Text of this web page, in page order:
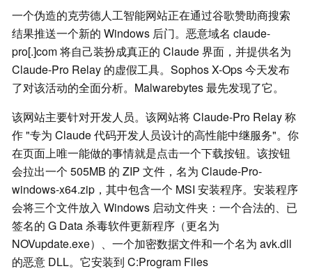
一个伪造的克劳德人工智能网站正在通过谷歌赞助商搜索
结果推送一个新的 Windows 后门。恶意域名 claude-
pro[.]com 将自己装扮成真正的 Claude 界面，并提供名为
Claude-Pro Relay 的虚假工具。Sophos X-Ops 今天发布
了对该活动的全面分析。Malwarebytes 最先发现了它。
该网站主要针对开发人员。该网站将 Claude-Pro Relay 称
作 "专为 Claude 代码开发人员设计的高性能中继服务"。你
在页面上唯一能做的事情就是点击一个下载按钮。该按钮
会拉出一个 505MB 的 ZIP 文件，名为 Claude-Pro-
windows-x64.zip，其中包含一个 MSI 安装程序。安装程序
会将三个文件放入 Windows 启动文件夹：一个合法的、已
签名的 G Data 杀毒软件更新程序（更名为
NOVupdate.exe）、一个加密数据文件和一个名为 avk.dll
的恶意 DLL。它安装到 C:Program Files